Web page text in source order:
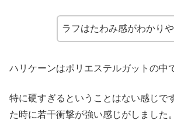
ラフはたわみ感がわかりや
ハリケーンはポリエステルガットの中
特に硬すぎるということはない感じで
た時に若干衝撃が強い感じがしました。